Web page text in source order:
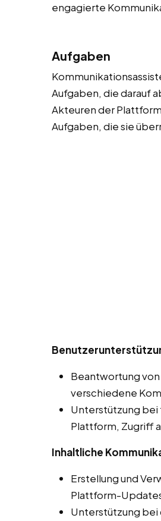
engagierte
Aufgaben
Aufgaben, die darauf
Akteuren der
Aufgaben, die sie
Beantwortung
verschiedene
Unterstützung bei
Plattform, Zugriff
Inhaltliche
Erstellung und
Plattform-
Unterstützung bei